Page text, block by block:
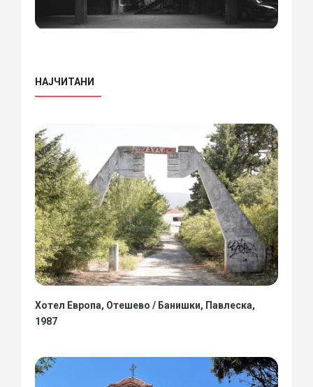
НАЈЧИТАНИ
Хотел Европа, Отешево / Банишки, Павлеска,
1987